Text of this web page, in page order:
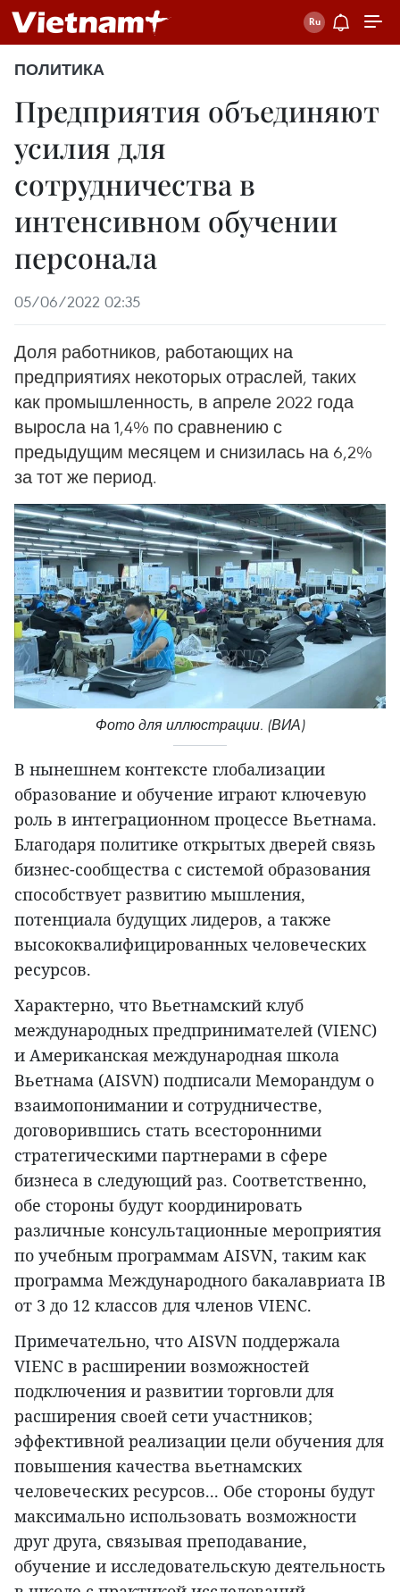
ПОЛИТИКА
Предприятия объединяют
усилия для
сотрудничества в
интенсивном обучении
персонала
05/06/2022 02:35
Доля работников, работающих на
предприятиях некоторых отраслей, таких
как промышленность, в апреле 2022 года
выросла на 1,4% по сравнению с
предыдущим месяцем и снизилась на 6,2%
за тот же период.
Фото для иллюстрации. (ВИА)
В нынешнем контексте глобализации
образование и обучение играют ключевую
роль в интеграционном процессе Вьетнама.
Благодаря политике открытых дверей связь
бизнес-сообщества с системой образования
способствует развитию мышления,
потенциала будущих лидеров, а также
высококвалифицированных человеческих
ресурсов.
Характерно, что Вьетнамский клуб
международных предпринимателей (VIENC)
и Американская международная школа
Вьетнама (AISVN) подписали Меморандум о
взаимопонимании и сотрудничестве,
договорившись стать всесторонними
стратегическими партнерами в сфере
бизнеса в следующий раз. Соответственно,
обе стороны будут координировать
различные консультационные мероприятия
по учебным программам AISVN, таким как
программа Международного бакалавриата IB
от 3 до 12 классов для членов VIENC.
Примечательно, что AISVN поддержала
VIENC в расширении возможностей
подключения и развитии торговли для
расширения своей сети участников;
эффективной реализации цели обучения для
повышения качества вьетнамских
человеческих ресурсов... Обе стороны будут
максимально использовать возможности
друг друга, связывая преподавание,
обучение и исследовательскую деятельность